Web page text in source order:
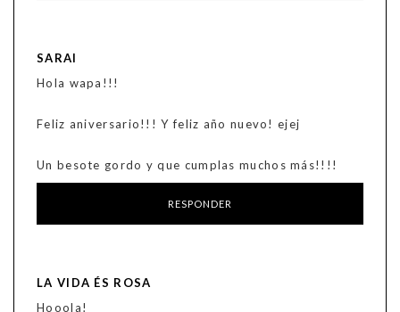
SARAI
Hola wapa!!!
Feliz aniversario!!! Y feliz año nuevo! ejej
Un besote gordo y que cumplas muchos más!!!!
RESPONDER
LA VIDA ÉS ROSA
Hooola!